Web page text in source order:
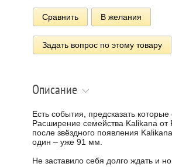
Сравнить В желания
Задать вопрос по этому товару
Описание
Есть события, предсказать
Расширение семейства Kalikana от
после звёздного появления
один – уже 91 мм.
Не заставило себя долго ждать и